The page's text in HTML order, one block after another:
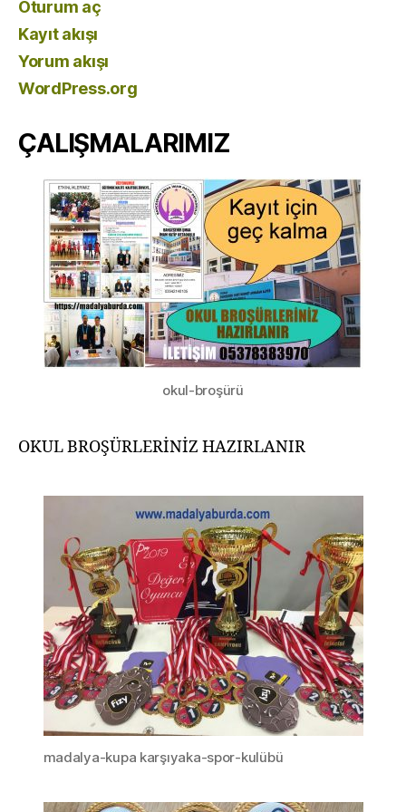
Oturum aç
Kayıt akışı
Yorum akışı
WordPress.org
ÇALIŞMALARIMIZ
okul-broşürü
OKUL BROŞÜRLERİNİZ HAZIRLANIR
madalya-kupa karşıyaka-spor-kulübü